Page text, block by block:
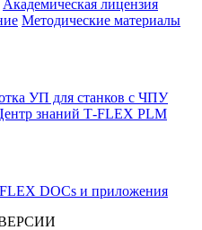
Академическая лицензия
Методические материалы
УП для станков с ЧПУ
знаний T‑FLEX PLM
DOCs и приложения